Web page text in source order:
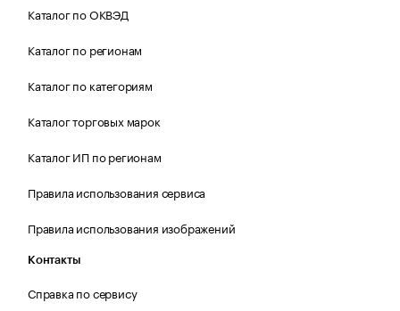
Каталог по ОКВЭД
Каталог по регионам
Каталог по категориям
Каталог торговых марок
Каталог ИП по регионам
Правила использования сервиса
Правила использования изображений
Контакты
Справка по сервису